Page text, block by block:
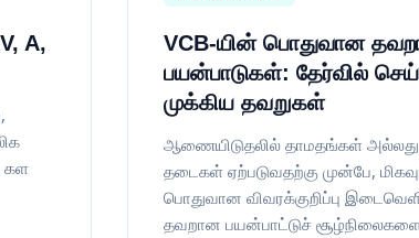
A,
கள
VCB-யின் பொதுவான
பயன்பாடுகள்: தேர்வில்
முக்கிய தவறுகள்
ஆணையிடுதலில் தாமதங்கள்
தடைகள் ஏற்படுவதற்கு முன்பே,
பொதுவான விவரக்குறிப்பு
தவறான பயன்பாட்டுச்